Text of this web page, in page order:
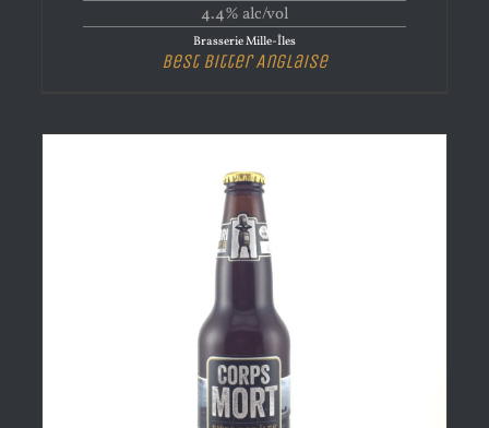
4.4% alc/vol
Brasserie Mille-Îles
Best Bitter Anglaise